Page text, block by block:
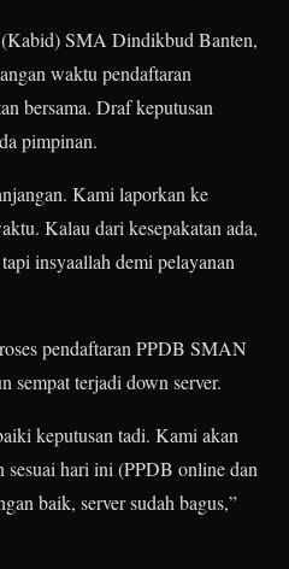
SMA Dindikbud Banten,
waktu pendaftaran
bersama. Draf keputusan
pimpinan.
Kami laporkan ke
Kalau dari kesepakatan ada,
insyaallah demi pelayanan
pendaftaran PPDB SMAN
sempat terjadi down server.
keputusan tadi. Kami akan
hari ini (PPDB online dan
baik, server sudah bagus,”